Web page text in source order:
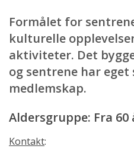
Formålet for
kulturelle
aktiviteter. Det
og sentrene har
medlemskap.
Aldersgruppe: Fra 60
Kontakt: